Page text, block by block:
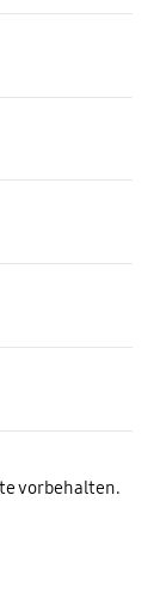
vorbehalten.